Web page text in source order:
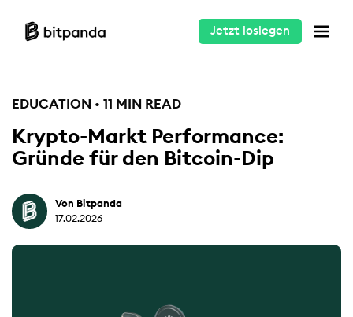
Jetzt loslegen
EDUCATION • 11 MIN READ
Krypto-Markt Performance:
Gründe für den Bitcoin-Dip
Von Bitpanda
17.02.2026